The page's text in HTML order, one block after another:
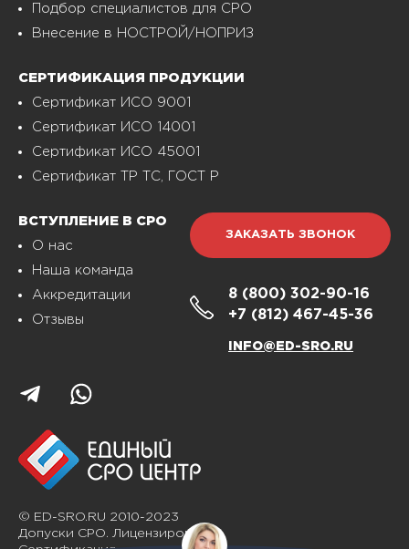
Подбор специалистов для СРО
Внесение в НОСТРОЙ/НОПРИЗ
СЕРТИФИКАЦИЯ ПРОДУКЦИИ
Сертификат ИСО 9001
Сертификат ИСО 14001
Сертификат ИСО 45001
Сертификат ТР ТС, ГОСТ Р
ВСТУПЛЕНИЕ В СРО
О нас
Наша команда
Аккредитации
Отзывы
ЗАКАЗАТЬ ЗВОНОК
8 (800) 302-90-16
+7 (812) 467-45-36
INFO@ED-SRO.RU
© ED-SRO.RU 2010-2023
Допуски СРО. Лицензирование.